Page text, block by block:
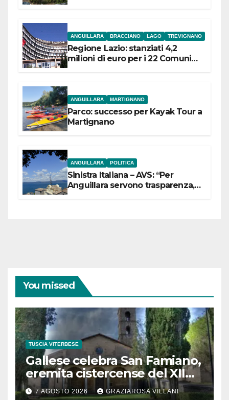
ANGUILLARA BRACCIANO LAGO TREVIGNANO
Regione Lazio: stanziati 4,2
milioni di euro per i 22 Comuni
ANGUILLARA MARTIGNANO
Parco: successo per Kayak Tour a
Martignano
ANGUILLARA POLITICA
Sinistra Italiana – AVS: “Per
Anguillara servono trasparenza,
You missed
TUSCIA VITERBESE
Gallese celebra San Famiano,
eremita cistercense del XII
secolo
7 AGOSTO 2026 GRAZIAROSA VILLANI